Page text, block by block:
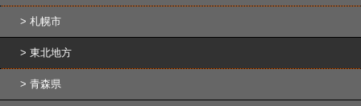
札幌市
東北地方
青森県